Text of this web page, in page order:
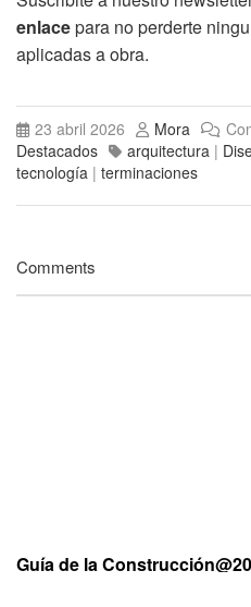
enlacepara no perderte
aplicadas a obra.
23 abril 2026 Mora
Destacados
arquitectura |
tecnología | terminaciones
Comments
Guía de la